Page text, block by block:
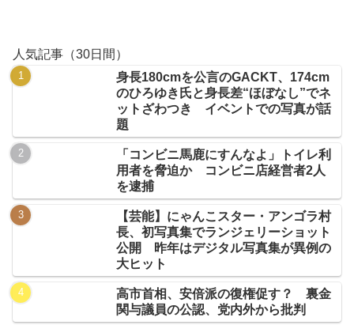
人気記事（30日間）
身長180cmを公言のGACKT、174cm
のひろゆき氏と身長差“ほぼなし”でネ
ットざわつき イベントでの写真が話
題
「コンビニ馬鹿にすんなよ」トイレ利
用者を脅迫か コンビニ店経営者2人
を逮捕
【芸能】にゃんこスター・アンゴラ村
長、初写真集でランジェリーショット
公開 昨年はデジタル写真集が異例の
大ヒット
高市首相、安倍派の復権促す？ 裏金
関与議員の公認、党内外から批判